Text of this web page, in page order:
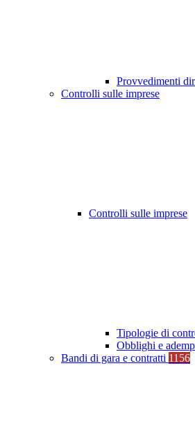
Provvedimenti
Controlli sulle imprese
Controlli sulle imprese
Tipologie di
Obblighi e
Bandi di gara e contratti 1156